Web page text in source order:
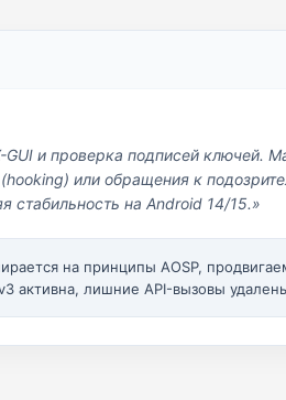
GUI и проверка подписей ключей.
или обращения к
стабильность на Android 14/15.»
на принципы AOSP,
активна, лишние API-вызовы